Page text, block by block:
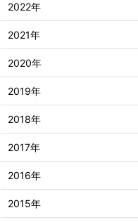
2022年
2021年
2020年
2019年
2018年
2017年
2016年
2015年